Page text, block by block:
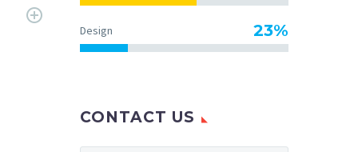
Design 23%
CONTACT US